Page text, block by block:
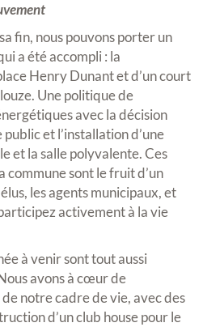
fin, nous pouvons porter un
a été accompli : la
Henry Dunant et d’un court
Une politique de
avec la décision
et l’installation d’une
et la salle polyvalente. Ces
commune sont le fruit d’un
les agents municipaux, et
activement à la vie
à venir sont tout aussi
avons à cœur de
notre cadre de vie, avec des
d’un club house pour le